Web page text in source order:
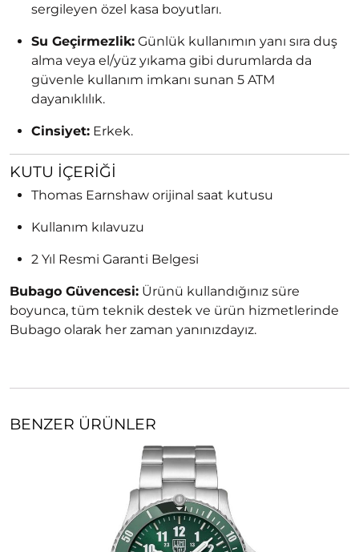
sergileyen özel kasa boyutları.
Su Geçirmezlik: Günlük kullanımın yanı sıra duş
alma veya el/yüz yıkama gibi durumlarda da
güvenle kullanım imkanı sunan 5 ATM
dayanıklılık.
Cinsiyet: Erkek.
KUTU İÇERIĞI
Thomas Earnshaw orijinal saat kutusu
Kullanım kılavuzu
2 Yıl Resmi Garanti Belgesi
Bubago Güvencesi: Ürünü kullandığınız süre
boyunca, tüm teknik destek ve ürün hizmetlerinde
Bubago olarak her zaman yanınızdayız.
BENZER ÜRÜNLER